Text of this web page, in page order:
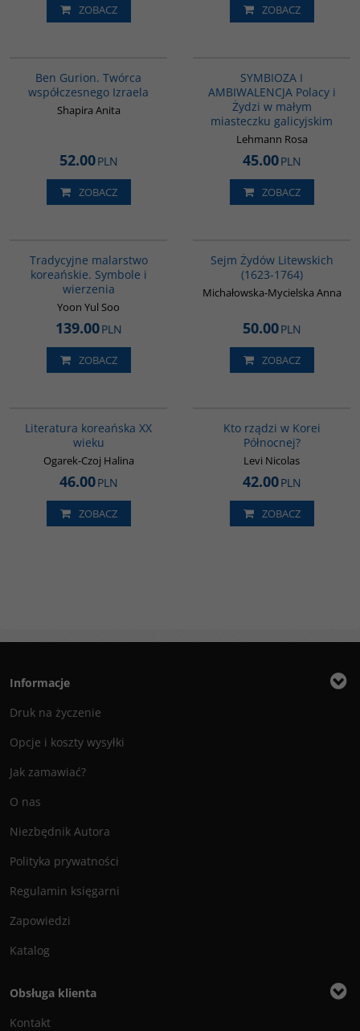
ZOBACZ ZOBACZ
Ben Gurion. Twórca
współczesnego Izraela
Shapira Anita
52.00PLN
ZOBACZ
SYMBIOZA I
AMBIWALENCJA Polacy i
Żydzi w małym
miasteczku galicyjskim
Lehmann Rosa
45.00PLN
ZOBACZ
Tradycyjne malarstwo
koreańskie. Symbole i
wierzenia
Yoon Yul Soo
139.00PLN
ZOBACZ
Sejm Żydów Litewskich
(1623-1764)
Michałowska-Mycielska Anna
50.00PLN
ZOBACZ
Literatura koreańska XX
wieku
Ogarek-Czoj Halina
46.00PLN
ZOBACZ
Kto rządzi w Korei
Północnej?
Levi Nicolas
42.00PLN
ZOBACZ
Informacje
Druk na życzenie
Opcje i koszty wysyłki
Jak zamawiać?
O nas
Niezbędnik Autora
Polityka prywatności
Regulamin księgarni
Zapowiedzi
Katalog
Obsługa klienta
Kontakt